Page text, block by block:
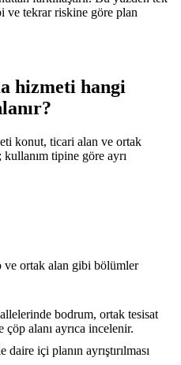
ve tekrar riskine göre plan
hizmeti hangi
konut, ticari alan ve ortak
tipine göre ayrı
ve ortak alan gibi bölümler
bodrum, ortak tesisat
alanı ayrıca incelenir.
içi planın ayrıştırılması